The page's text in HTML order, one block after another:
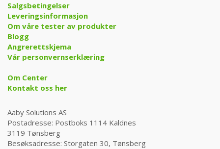
Salgsbetingelser
Leveringsinformasjon
Om våre tester av produkter
Blogg
Angrerettskjema
Vår personvernserklæring
Om Center
Kontakt oss her
Aaby Solutions AS
Postadresse: Postboks 1114 Kaldnes
3119 Tønsberg
Besøksadresse: Storgaten 30, Tønsberg